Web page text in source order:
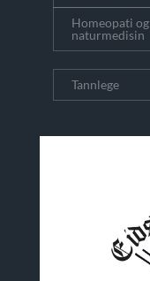
Homeopati og
naturmedisin
Tannlege